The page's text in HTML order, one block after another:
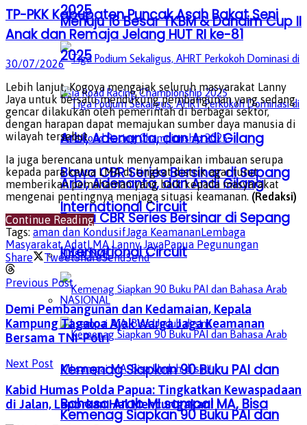
2025
Arbi, Adenanta, dan Andi Gilang
Bawa CBR Series Bersinar di Sepang
International Circuit
NASIONAL
Kemenag Siapkan 90 Buku PAI dan
Bahasa Arab MI sampai MA, Bisa
Menuju 16 Besar TKBM & Dandim Cup II
2025
Arbi, Adenanta, dan Andi Gilang
Bawa CBR Series Bersinar di Sepang
International Circuit
NASIONAL
Kemenag Siapkan 90 Buku PAI dan
TP-PKK Kabupaten Puncak Asah Bakat Seni
Anak dan Remaja Jelang HUT RI ke-81
30/07/2026
Lebih lanjut, Kogoya mengajak seluruh masyarakat Lanny
Jaya untuk bersatu mendukung pembangunan yang sedang
gencar dilakukan oleh pemerintah di berbagai sektor,
dengan harapan dapat memajukan sumber daya manusia di
wilayah tersebut.
Ia juga berencana untuk menyampaikan imbauan serupa
kepada para ketua LMA di tingkat distrik agar turut
memberikan pemahaman yang baik kepada masyarakat
mengenai pentingnya menjaga situasi keamanan. (Redaksi)
Continue Reading
Tags: aman dan KondusifJaga KeamananLembaga
Masyarakat AdatLMA Lanny JayaPapua Pegunungan
Share
TweetShareSendSend
Previous Post
Demi Pembangunan dan Kedamaian, Kepala
Kampung Tagaloa Ajak Warga Jaga Keamanan
Bersama TNI-Polri
Next Post
Kabid Humas Polda Papua: Tingkatkan Kewaspadaan
di Jalan, Laporkan Hal Mencurigakan!